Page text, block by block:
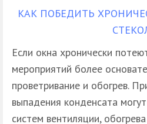
КАК ПОБЕДИТЬ
Если окна хронически
мероприятий более
проветривание и обогрев.
выпадения конденсата
систем вентиляции,